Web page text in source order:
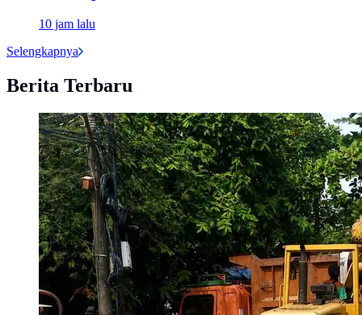
10 jam lalu
Selengkapnya
Berita Terbaru